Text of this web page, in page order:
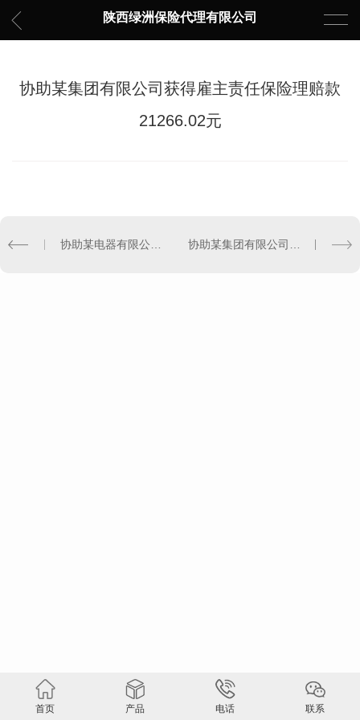
陕西绿洲保险代理有限公司
协助某集团有限公司获得雇主责任保险理赔款
21266.02元
首页 产品 电话 联系